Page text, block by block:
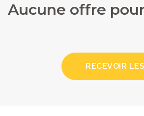
Aucune offre
RECEVOIR